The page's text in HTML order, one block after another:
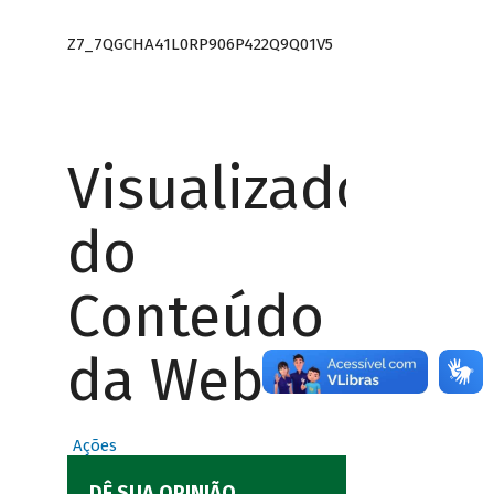
Z7_7QGCHA41L0RP906P422Q9Q01V5
Visualizador
do
Conteúdo
da Web
Ações